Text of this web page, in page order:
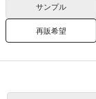
サンプル
再販希望